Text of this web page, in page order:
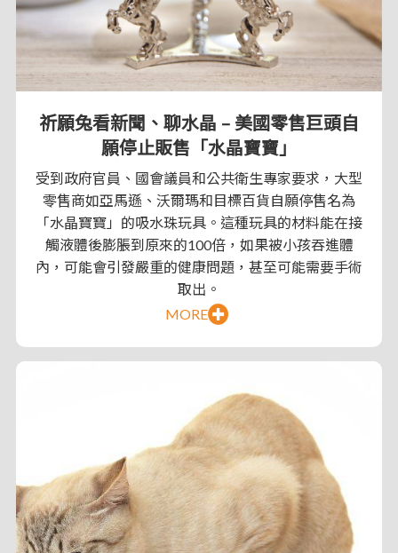
祈願兔看新聞、聊水晶 – 美國零售巨頭自
願停止販售「水晶寶寶」
受到政府官員、國會議員和公共衛生專家要求，大型
零售商如亞馬遜、沃爾瑪和目標百貨自願停售名為
「水晶寶寶」的吸水珠玩具。這種玩具的材料能在接
觸液體後膨脹到原來的100倍，如果被小孩吞進體
內，可能會引發嚴重的健康問題，甚至可能需要手術
取出。